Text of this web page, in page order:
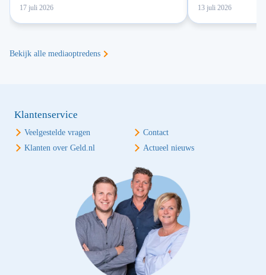
17 juli 2026 13 juli 2026
Bekijk alle mediaoptredens
Klantenservice
Veelgestelde vragen
Contact
Klanten over Geld.nl
Actueel nieuws